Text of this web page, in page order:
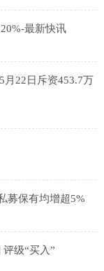
最新快讯
月22日斥资453.7万
募保有均增超5%
级“买入”